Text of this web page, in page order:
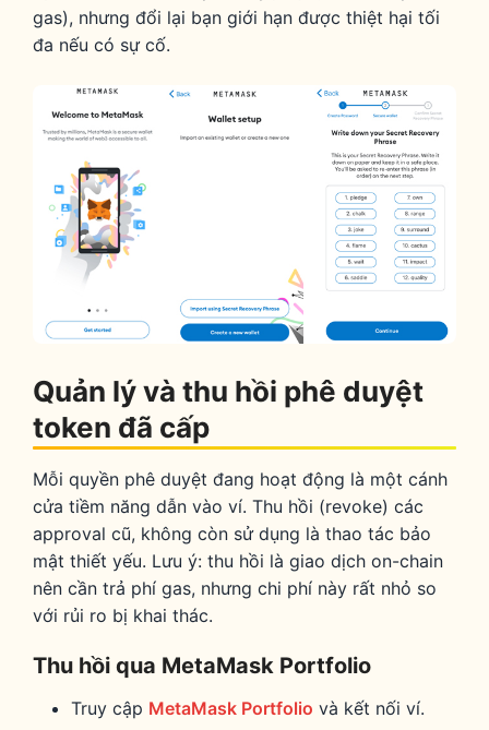
gas), nhưng đổi lại bạn giới hạn được thiệt hại tối
đa nếu có sự cố.
Quản lý và thu hồi phê duyệt
token đã cấp
Mỗi quyền phê duyệt đang hoạt động là một cánh
cửa tiềm năng dẫn vào ví. Thu hồi (revoke) các
approval cũ, không còn sử dụng là thao tác bảo
mật thiết yếu. Lưu ý: thu hồi là giao dịch on-chain
nên cần trả phí gas, nhưng chi phí này rất nhỏ so
với rủi ro bị khai thác.
Thu hồi qua MetaMask Portfolio
Truy cập MetaMask Portfolio và kết nối ví.